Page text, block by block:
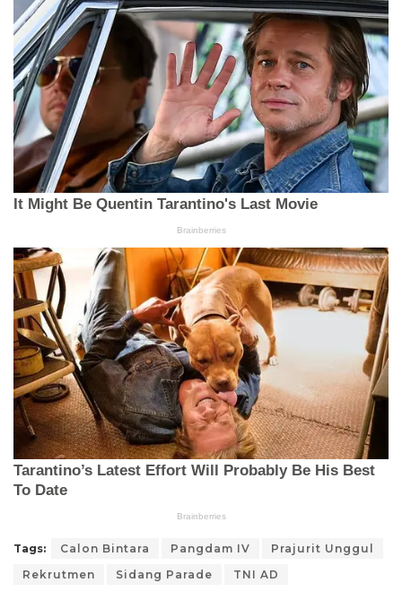
Tags: Calon Bintara Pangdam IV
Prajurit Unggul
Rekrutmen
Sidang Parade TNI AD